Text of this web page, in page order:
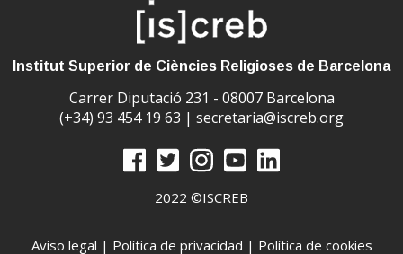
Institut Superior de Ciències Religioses de Barcelona
Carrer Diputació 231 - 08007 Barcelona
(+34) 93 454 19 63 | secretaria@iscreb.org
2022 ©ISCREB
Aviso legal | Política de privacidad | Política de cookies